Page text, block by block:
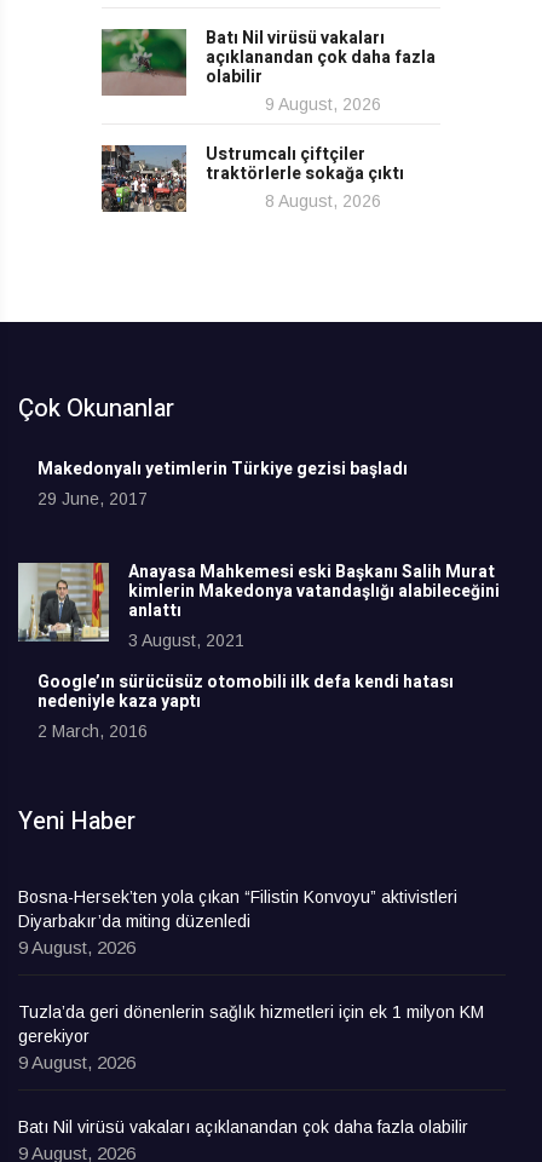
Batı Nil virüsü vakaları
açıklanandan çok daha fazla
olabilir
9 August, 2026
Ustrumcalı çiftçiler
traktörlerle sokağa çıktı
8 August, 2026
Çok Okunanlar
Makedonyalı yetimlerin Türkiye gezisi başladı
29 June, 2017
Anayasa Mahkemesi eski Başkanı Salih Murat
kimlerin Makedonya vatandaşlığı alabileceğini
anlattı
3 August, 2021
Google’ın sürücüsüz otomobili ilk defa kendi hatası
nedeniyle kaza yaptı
2 March, 2016
Yeni Haber
Bosna-Hersek’ten yola çıkan “Filistin Konvoyu” aktivistleri
Diyarbakır’da miting düzenledi
9 August, 2026
Tuzla’da geri dönenlerin sağlık hizmetleri için ek 1 milyon KM
gerekiyor
9 August, 2026
Batı Nil virüsü vakaları açıklanandan çok daha fazla olabilir
9 August, 2026